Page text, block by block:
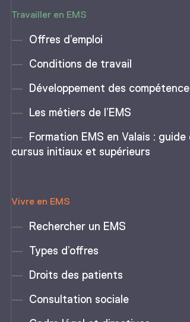
Travailler en EMS
Offres d’emploi
Conditions de travail
Développement des
Les métiers de l’EMS
Formation EMS en Valais :
cursus initiaux et supérieurs
Vivre en EMS
Rechercher un EMS
Types d’offres
Droits des patients
Consultation sociale